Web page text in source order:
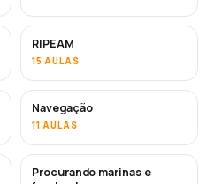
RIPEAM
15 AULAS
Navegação
11 AULAS
Procurando marinas e